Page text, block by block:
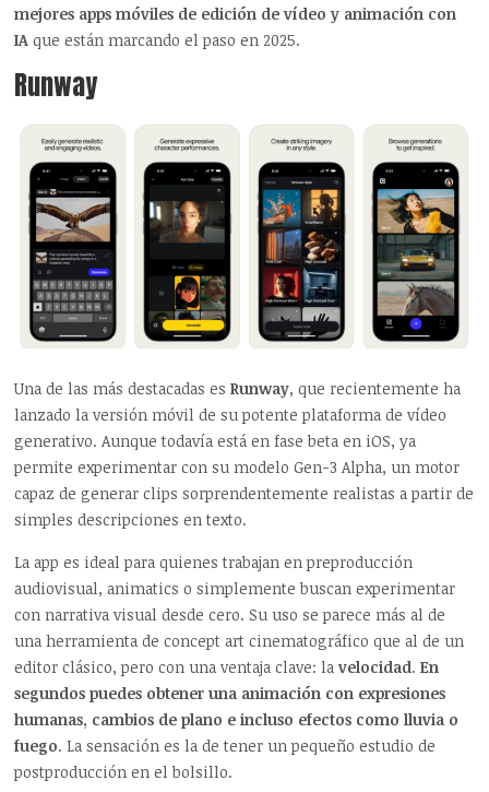
mejores apps móviles de edición de vídeo y animación con
IA que están marcando el paso en 2025.
Runway
Una de las más destacadas esRunway, que recientemente ha
lanzado la versión móvil de su potente plataforma de vídeo
generativo. Aunque todavía está en fase beta en iOS, ya
permite experimentar con su modelo Gen-3 Alpha, un motor
capaz de generar clips sorprendentemente realistas a partir de
simples descripciones en texto.
La app es ideal para quienes trabajan en preproducción
audiovisual, animatics o simplemente buscan experimentar
con narrativa visual desde cero. Su uso se parece más al de
una herramienta de concept art cinematográfico que al de un
editor clásico, pero con una ventaja clave: la velocidad.En
segundos puedes obtener una animación con expresiones
humanas, cambios de plano e incluso efectos como lluvia o
fuego. La sensación es la de tener un pequeño estudio de
postproducción en el bolsillo.